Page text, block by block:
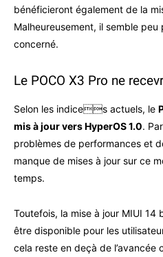
bénéficieront également de la
Malheureusement, il semble
concerné.
Le POCO X3 Pro ne
Selon les indices actuels, le
mis à jour vers HyperOS 1.0.
problèmes de performances et
manque de mises à jour sur ce
temps.
Toutefois, la mise à jour MIUI 14
être disponible pour les
cela reste en deçà de l’avancée